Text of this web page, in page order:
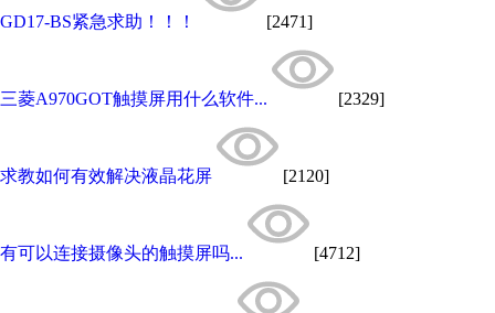
GD17-BS紧急求助！！！ [2471]
三菱A970GOT触摸屏用什么软件... [2329]
求教如何有效解决液晶花屏 [2120]
有可以连接摄像头的触摸屏吗... [4712]